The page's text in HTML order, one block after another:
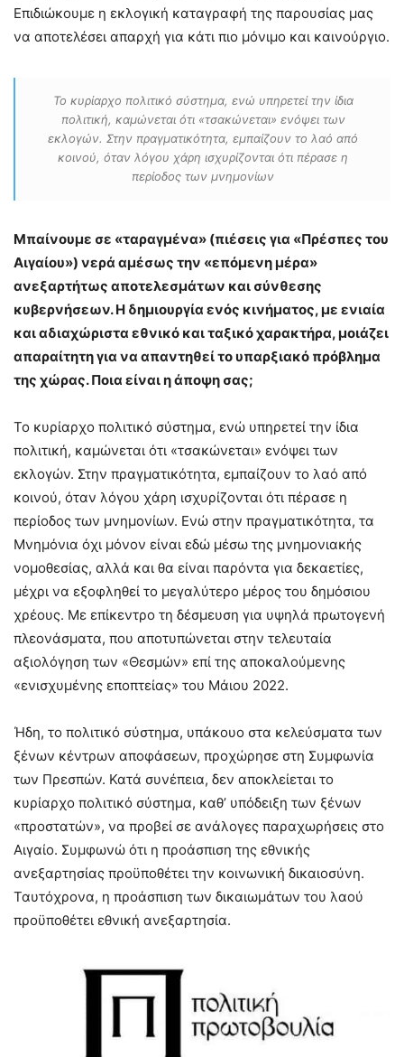
Επιδιώκουμε η εκλογική καταγραφή της παρουσίας μας
να αποτελέσει απαρχή για κάτι πιο μόνιμο και καινούργιο.
Το κυρίαρχο πολιτικό σύστημα, ενώ υπηρετεί την ίδια
πολιτική, καμώνεται ότι «τσακώνεται» ενόψει των
εκλογών. Στην πραγματικότητα, εμπαίζουν το λαό από
κοινού, όταν λόγου χάρη ισχυρίζονται ότι πέρασε η
περίοδος των μνημονίων
Μπαίνουμε σε «ταραγμένα» (πιέσεις για «Πρέσπες του
Αιγαίου») νερά αμέσως την «επόμενη μέρα»
ανεξαρτήτως αποτελεσμάτων και σύνθεσης
κυβερνήσεων. Η δημιουργία ενός κινήματος, με ενιαία
και αδιαχώριστα εθνικό και ταξικό χαρακτήρα, μοιάζει
απαραίτητη για να απαντηθεί το υπαρξιακό πρόβλημα
της χώρας. Ποια είναι η άποψη σας;
Το κυρίαρχο πολιτικό σύστημα, ενώ υπηρετεί την ίδια
πολιτική, καμώνεται ότι «τσακώνεται» ενόψει των
εκλογών. Στην πραγματικότητα, εμπαίζουν το λαό από
κοινού, όταν λόγου χάρη ισχυρίζονται ότι πέρασε η
περίοδος των μνημονίων. Ενώ στην πραγματικότητα, τα
Μνημόνια όχι μόνον είναι εδώ μέσω της μνημονιακής
νομοθεσίας, αλλά και θα είναι παρόντα για δεκαετίες,
μέχρι να εξοφληθεί το μεγαλύτερο μέρος του δημόσιου
χρέους. Με επίκεντρο τη δέσμευση για υψηλά πρωτογενή
πλεονάσματα, που αποτυπώνεται στην τελευταία
αξιολόγηση των «Θεσμών» επί της αποκαλούμενης
«ενισχυμένης εποπτείας» του Μάιου 2022.
Ήδη, το πολιτικό σύστημα, υπάκουο στα κελεύσματα των
ξένων κέντρων αποφάσεων, προχώρησε στη Συμφωνία
των Πρεσπών. Κατά συνέπεια, δεν αποκλείεται το
κυρίαρχο πολιτικό σύστημα, καθ’ υπόδειξη των ξένων
«προστατών», να προβεί σε ανάλογες παραχωρήσεις στο
Αιγαίο. Συμφωνώ ότι η προάσπιση της εθνικής
ανεξαρτησίας προϋποθέτει την κοινωνική δικαιοσύνη.
Ταυτόχρονα, η προάσπιση των δικαιωμάτων του λαού
προϋποθέτει εθνική ανεξαρτησία.